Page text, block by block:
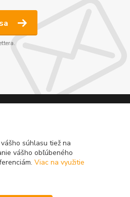
súhlasu tiež na
vášho obľúbeného
Viac na využitie